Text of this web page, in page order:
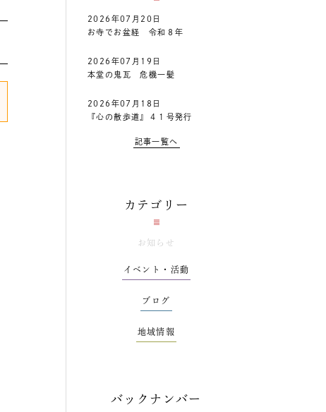
2026年07月20日
お寺でお盆経 令和８年
2026年07月19日
本堂の鬼瓦 危機一髪
2026年07月18日
『心の散歩道』４１号発行
記事一覧へ
カテゴリー
お知らせ
イベント・活動
ブログ
地域情報
バックナンバー